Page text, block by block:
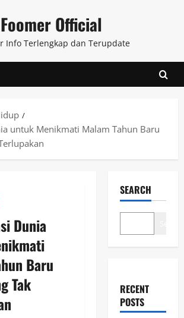
Foomer Official
Info Terlengkap dan Terupdate
untuk Menikmati Malam Tahun Baru
Dunia
Baru
Tak
SEARCH
RECENT
POSTS